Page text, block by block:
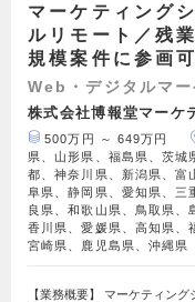
マーケティング
ルリモート／残
規模案件に参画可
Web・デジタルマ
株式会社博報堂マーケ
500万円 ～ 649万円
県、山形県、福島県、茨城
都、神奈川県、新潟県、富
阜県、静岡県、愛知県、三
良県、和歌山県、鳥取県、
香川県、愛媛県、高知県、
宮崎県、鹿児島県、沖縄県
【業務概要】 マーケティング